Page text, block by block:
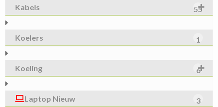
Kabels 55
Koelers 1
Koeling 6
Laptop Nieuw 3